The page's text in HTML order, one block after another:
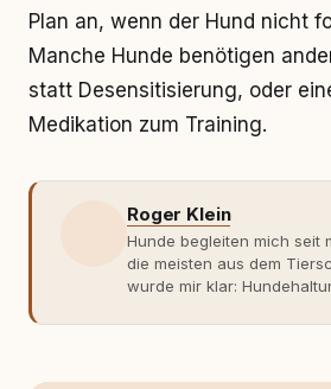
Plan an, wenn der Hund nicht
Manche Hunde benötigen
statt Desensitisierung, oder
Medikation zum Training.
Roger Klein
Hunde begleiten mich seit
die meisten aus dem
wurde mir klar:
Fachwissen. Der